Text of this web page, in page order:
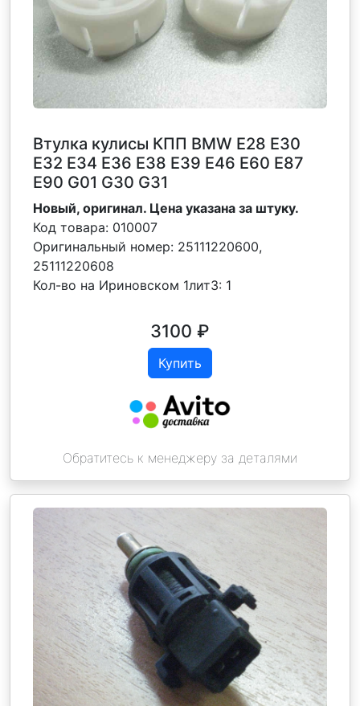
Втулка кулисы КПП BMW E28 Е30
E32 E34 E36 E38 Е39 E46 Е60 Е87
Е90 G01 G30 G31
Новый, оригинал. Цена указана за штуку.
Код товара: 010007
Оригинальный номер: 25111220600,
25111220608
Кол-во на Ириновском 1лит3: 1
3100 ₽
Купить
Обратитесь к менеджеру за деталями